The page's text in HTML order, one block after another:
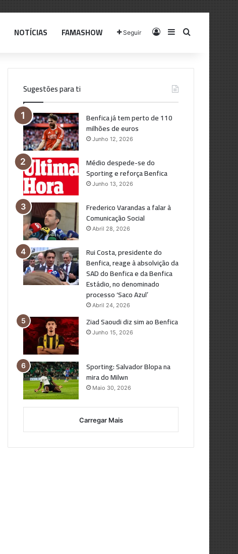
NOTÍCIAS FAMASHOW Seguir Log InSidebarPesquisar
Sugestões para ti
Benfica já tem perto de 110
milhões de euros
Junho 12, 2026
Médio despede-se do
Sporting e reforça Benfica
Junho 13, 2026
Frederico Varandas a falar à
Comunicação Social
Abril 28, 2026
Rui Costa, presidente do
Benfica, reage à absolvição da
SAD do Benfica e da Benfica
Estádio, no denominado
processo ‘Saco Azul’
Abril 24, 2026
Ziad Saoudi diz sim ao Benfica
Junho 15, 2026
Sporting: Salvador Blopa na
mira do Milwn
Maio 30, 2026
Carregar Mais